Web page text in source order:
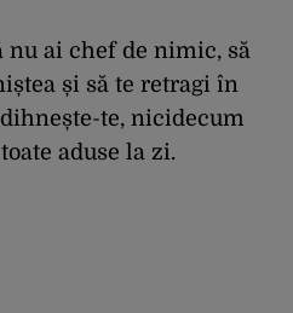
nu ai chef de nimic, să
și să te retragi în
te, nicidecum
aduse la zi.